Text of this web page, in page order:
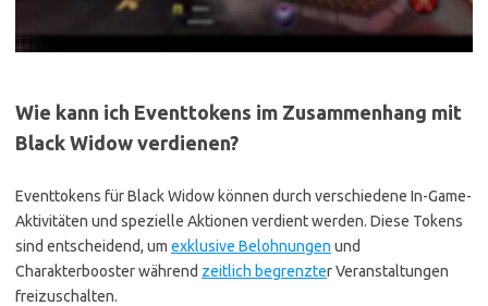
Wie kann ich Eventtokens im Zusammenhang mit
Black Widow verdienen?
Eventtokens für Black Widow können durch verschiedene In-Game-
Aktivitäten und spezielle Aktionen verdient werden. Diese Tokens
sind entscheidend, um exklusive Belohnungen und
Charakterbooster während zeitlich begrenzter Veranstaltungen
freizuschalten.